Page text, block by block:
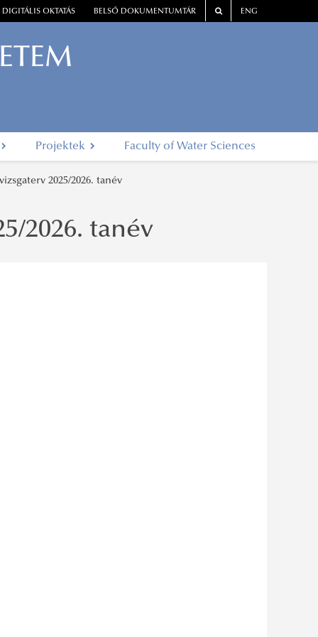
DIGITÁLIS OKTATÁS BELSŐ DOKUMENTUMTÁR ENG
Projektek Faculty of Water Sciences
2025/2026. tanév
2026. tanév